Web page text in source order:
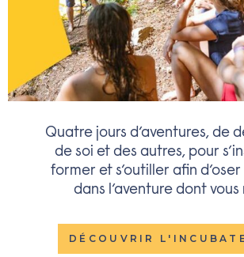
Quatre jours d’aventures, de
de soi et des autres, pour
former et s’outiller afin
dans l’aventure dont vous
DÉCOUVRIR